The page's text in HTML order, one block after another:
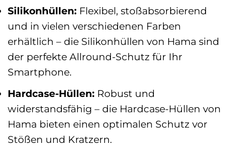
Silikonhüllen: Flexibel, stoßabsorbierend
und in vielen verschiedenen Farben
erhältlich – die Silikonhüllen von Hama sind
der perfekte Allround-Schutz für Ihr
Smartphone.
Hardcase-Hüllen: Robust und
widerstandsfähig – die Hardcase-Hüllen von
Hama bieten einen optimalen Schutz vor
Stößen und Kratzern.